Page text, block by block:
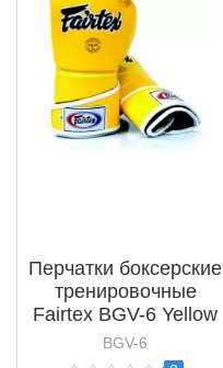
Перчатки боксерские
тренировочные
Fairtex BGV-6 Yellow
BGV-6